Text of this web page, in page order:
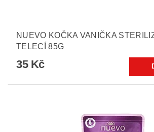
NUEVO KOČKA VANIČKA
TELECÍ 85G
35 Kč